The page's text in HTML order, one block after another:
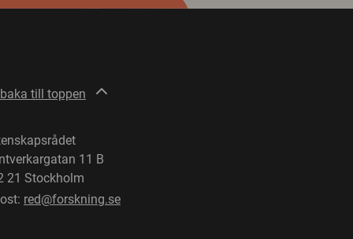
till toppen
11 B
21 Stockholm
red@forskning.se